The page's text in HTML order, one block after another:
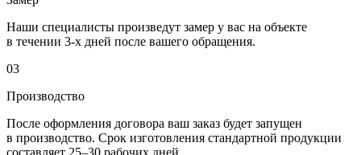
Наши специалисты произведут замер у вас на объекте
в течении 3-х дней после вашего обращения.
03
Производство
После оформления договора ваш заказ будет запущен
в производство. Срок изготовления стандартной продукции